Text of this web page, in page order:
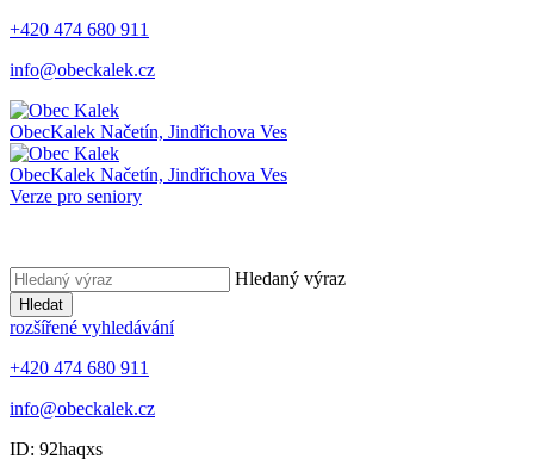
+420 474 680 911
info@obeckalek.cz
ObecKalek Načetín, Jindřichova Ves
ObecKalek Načetín, Jindřichova Ves
Verze pro seniory
Hledaný výraz
Hledat
rozšířené vyhledávání
+420 474 680 911
info@obeckalek.cz
ID: 92haqxs